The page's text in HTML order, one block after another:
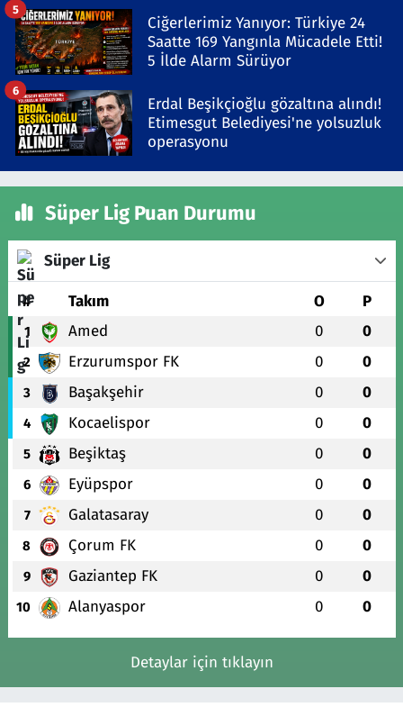
Ciğerlerimiz Yanıyor: Türkiye 24
Saatte 169 Yangınla Mücadele Etti!
5 İlde Alarm Sürüyor
5
Erdal Beşikçioğlu gözaltına alındı!
Etimesgut Belediyesi'ne yolsuzluk
operasyonu
6
Süper Lig Puan Durumu
Süper Lig
# Takım O P
1 Amed 0 0
2 Erzurumspor FK 0 0
3 Başakşehir 0 0
4 Kocaelispor 0 0
5 Beşiktaş 0 0
6 Eyüpspor 0 0
7 Galatasaray 0 0
8 Çorum FK 0 0
9 Gaziantep FK 0 0
10 Alanyaspor 0 0
Detaylar için tıklayın